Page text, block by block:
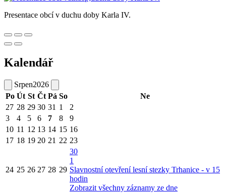
Presentace obcí v duchu doby Karla IV.
Kalendář
Srpen2026
Po Út St Čt Pá So
Ne
27 28 29 30 31 1
2
3
4 5 6 7 8
9
10 11 12 13 14 15 16
17 18 19 20 21 22 23
24 25 26 27 28 29
30
1
Slavnostní otevření lesní stezky Trhanice - v 15
hodin
Zobrazit všechny záznamy ze dne